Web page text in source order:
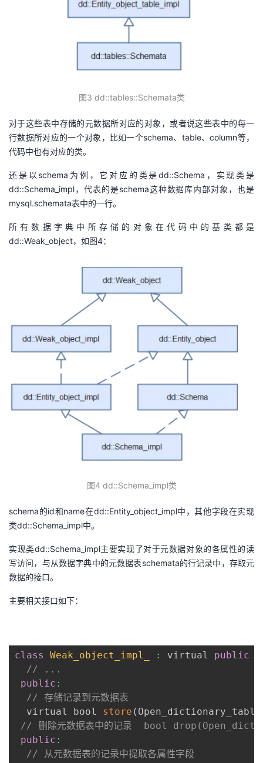
图3 dd::tables::Schemata类
对于这些表中存储的元数据所对应的对象，或者说这些表中的每一
行数据所对应的一个对象，比如一个schema、table、column等，
代码中也有对应的类。
还是以schema为例，它对应的类是dd::Schema，实现类是
dd::Schema_impl，代表的是schema这种数据库内部对象，也是
mysql.schemata表中的一行。
所有数据字典中所存储的对象在代码中的基类都是
dd::Weak_object，如图4：
图4 dd::Schema_impl类
schema的id和name在dd::Entity_object_impl中，其他字段在实现
类dd::Schema_impl中。
实现类dd::Schema_impl主要实现了对于元数据对象的各属性的读
写访问，与从数据字典中的元数据表schemata的行记录中，存取元
数据的接口。
主要相关接口如下：
class Weak_object_impl_ : virtual public
// ...
public :
// 存储记录到元数据表
  virtual bool
store (
// 删除元数据表中的记录  bool
public :
// 从元数据表的记录中提取各属性字段